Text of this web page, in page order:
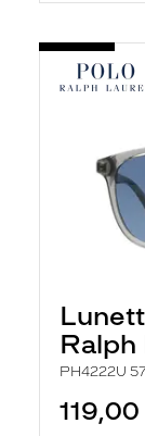
Ralph
PH4222U